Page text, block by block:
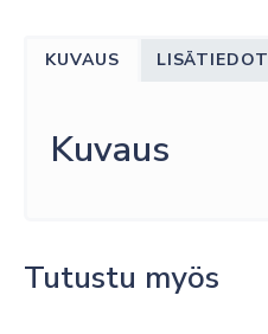
PDP
48M
määrä
KUVAUS LISÄTIEDOT
Kuvaus
Tutustu myös